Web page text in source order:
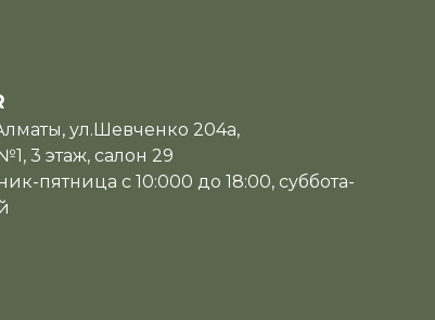
ул.Шевченко 204а,
3 этаж, салон 29
пятница с 10:000 до 18:00, суббота-